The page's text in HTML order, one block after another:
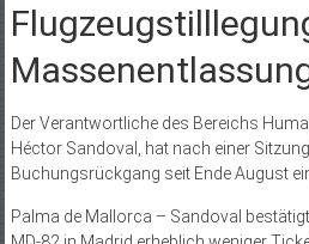
Der Verantwortliche des Bereichs
Héctor Sandoval, hat nach einer
Buchungsrückgang seit Ende August
Palma de Mallorca – Sandoval